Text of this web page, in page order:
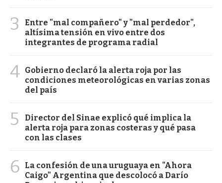
3
Entre "mal compañero" y "mal perdedor",
altísima tensión en vivo entre dos
integrantes de programa radial
4 Gobierno declaró la alerta roja por las
condiciones meteorológicas en varias zonas
del país
5
Director del Sinae explicó qué implica la
alerta roja para zonas costeras y qué pasa
con las clases
6
La confesión de una uruguaya en "Ahora
Caigo" Argentina que descolocó a Darío